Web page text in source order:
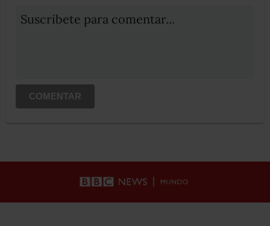
Suscribete para comentar...
COMENTAR